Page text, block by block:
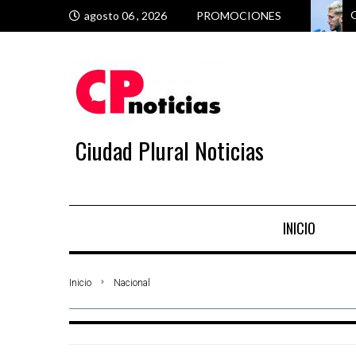
agosto 06 , 2026 PROMOCIONES
Ciudad Plural Noticias
INICIO
Inicio Nacional